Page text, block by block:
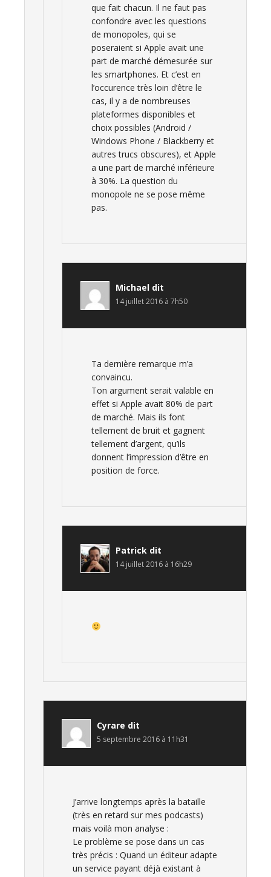
que fait chacun. Il ne faut pas
confondre avec les questions
de monopoles, qui se
poseraient si Apple avait une
part de marché démesurée sur
les smartphones. Et c’est en
l’occurence très loin d’être le
cas, il y a de nombreuses
plateformes disponibles et
choix possibles (Android /
Windows Phone / Blackberry et
autres trucs obscures), et Apple
a une part de marché inférieure
à 30%. La question du
monopole ne se pose même
pas.
Michael dit
14 juillet 2016 à 7h50
Ta dernière remarque m’a
convaincu.
Ton argument serait valable en
effet si Apple avait 80% de part
de marché. Mais ils font
tellement de bruit et gagnent
tellement d’argent, qu’ils
donnent l’impression d’être en
position de force.
Patrick dit
14 juillet 2016 à 16h29
Cyrare dit
5 septembre 2016 à 11h31
J’arrive longtemps après la bataille
(très en retard sur mes podcasts)
mais voilà mon analyse :
Le problème se pose dans un cas
très précis : Quand un éditeur adapte
un service payant déjà existant à